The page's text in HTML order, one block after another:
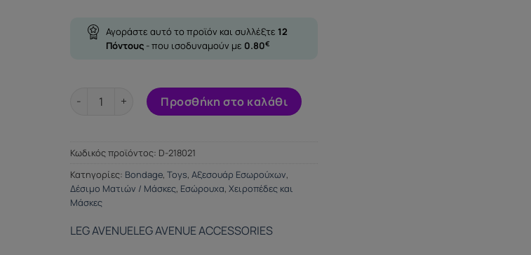
Αγοράστε αυτό το προϊόν και συλλέξτε 12
Πόντους - που ισοδυναμούν με 0.80€
LEG AVENUE MASQUERADE RABBIT MASK BLACK ποσότητα
Προσθήκη στο καλάθι
Κωδικός προϊόντος: D-218021
Κατηγορίες: Bondage, Toys, Αξεσουάρ Εσωρούχων,
Δέσιμο Ματιών / Μάσκες, Εσώρουχα, Χειροπέδες και
Μάσκες
LEG AVENUELEG AVENUE ACCESSORIES